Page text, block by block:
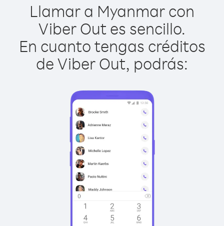
Llamar a Myanmar con
Viber Out es sencillo.
En cuanto tengas créditos
de Viber Out, podrás: